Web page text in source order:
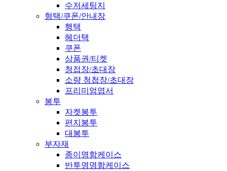
수저세팅지
형택/쿠폰/안내장
행택
헤더택
쿠폰
상품권/티켓
청접장/초대장
소량 청첩장/초대장
프리미엄엽서
봉투
자켓봉투
편지봉투
대봉투
부자재
종이명함케이스
반투명명함케이스